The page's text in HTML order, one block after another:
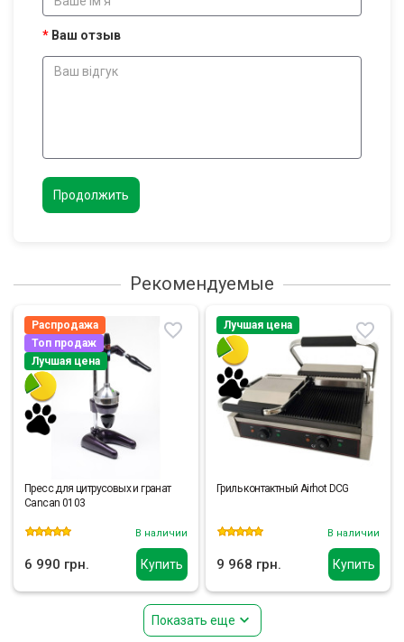
Ваш отзыв
Продолжить
Рекомендуемые
Купить
Распродажа
Топ продаж
Лучшая цена
Пресс для цитрусовых и гранат
Cancan 0103
В наличии
6 990 грн. Купить
Лучшая цена
Гриль контактный Airhot DCG
В наличии
9 968 грн.
Показать еще